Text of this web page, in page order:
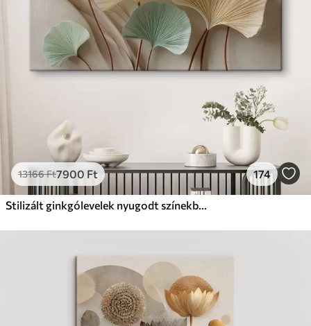
Ft
Élénk, gazdag színek
Fakulásálló
✓Biztonságos, szagtalan tinta
Eco-Prémium
Tól12405Ft
✓Élénk, gazdag színek
✓Fakulásálló
Környezetbarát anyag
13166Ft7900 Ft 174
Stilizált ginkgólevelek nyugodt színekben